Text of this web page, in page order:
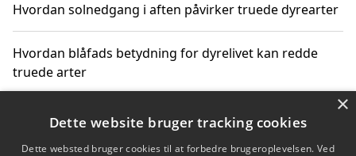
Hvordan solnedgang i aften påvirker truede dyrearter
Hvordan blåfads betydning for dyrelivet kan redde
truede arter
Hvordan kan gaver til unge voksne støtte bevarelsen
×
Dette website bruger tracking cookies
Dette websted bruger cookies til at forbedre brugeroplevelsen. Ved